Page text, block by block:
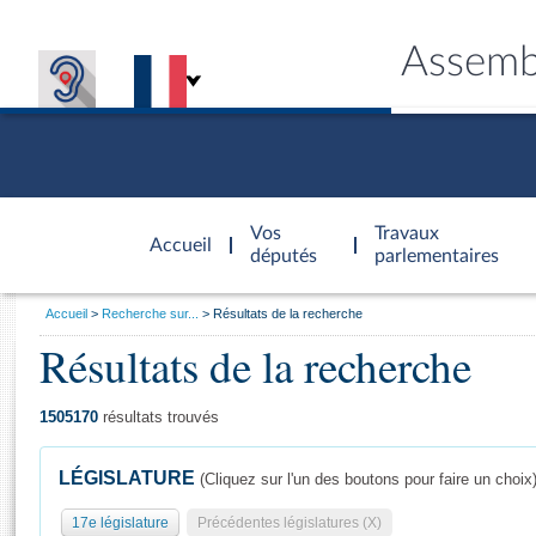
Accueil
d'accueil
Vos
députés
Travaux
parlementaires
Général
Vous
Accueil Recherche sur... Résultats de la recherche
Résultats de la recherche
1505170 résultats trouvés
LÉGISLATURE (Cliquez sur l'un des boutons pour faire un choix)
17e législature Précédentes législatures (X)